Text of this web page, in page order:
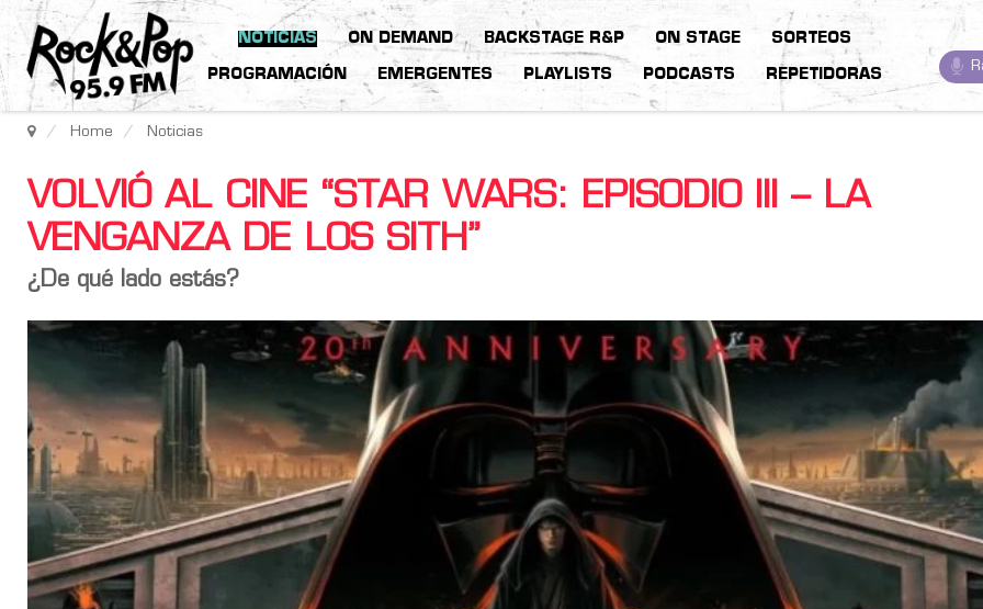
NOTICIAS ON DEMAND BACKSTAGE R&P ON STAGE SORTEOS
PROGRAMACIÓN EMERGENTES PLAYLISTS PODCASTS REPETIDORAS
Home Noticias
VOLVIÓ AL CINE “STAR WARS: EPISODIO III – LA
VENGANZA DE LOS SITH”
¿De qué lado estás?